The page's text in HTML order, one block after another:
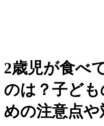
2歳児が食べ
のは？子ど
めの注意点や